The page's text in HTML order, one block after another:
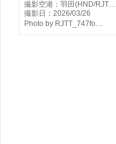
撮影空港：羽田(HND/RJT…
撮影日：2026/03/26
Photo by RJTT_747fo…